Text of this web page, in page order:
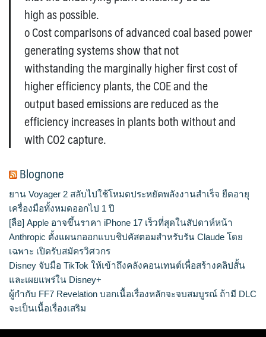
high as possible.
o Cost comparisons of advanced coal based power
generating systems show that not
withstanding the marginally higher first cost of
higher efficiency plants, the COE and the
output based emissions are reduced as the
efficiency increases in plants both without and
with CO2 capture.
Blognone
ยาน Voyager 2 สลับไปใช้โหมดประหยัดพลังงานสำเร็จ ยืดอายุ
เครื่องมือทั้งหมดออกไป 1 ปี
[ลือ] Apple อาจขึ้นราคา iPhone 17 เร็วที่สุดในสัปดาห์หน้า
Anthropic ตั้งแผนกออกแบบชิปคัสตอมสำหรับรัน Claude โดย
เฉพาะ เปิดรับสมัครวิศวกร
Disney จับมือ TikTok ให้เข้าถึงคลังคอนเทนต์เพื่อสร้างคลิปสั้น
และเผยแพร่ใน Disney+
ผู้กำกับ FF7 Revelation บอกเนื้อเรื่องหลักจะจบสมบูรณ์ ถ้ามี DLC
จะเป็นเนื้อเรื่องเสริม